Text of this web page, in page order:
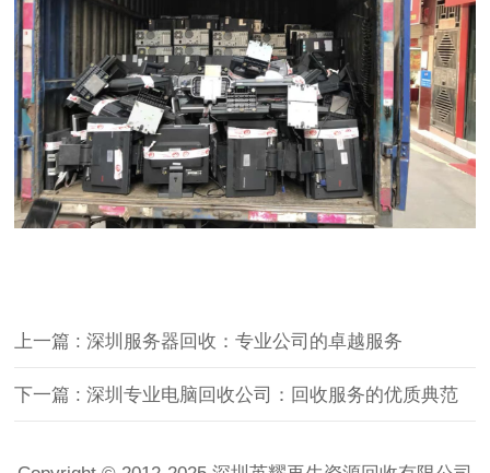
上一篇 : 深圳服务器回收：专业公司的卓越服务
下一篇 : 深圳专业电脑回收公司：回收服务的优质典范